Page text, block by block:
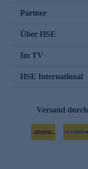
Partner
Über HSE
Im TV
HSE International
Versand durch